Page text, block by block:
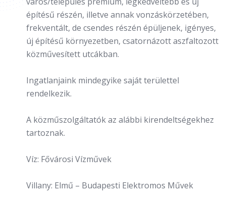
építésű részén, illetve annak vonzáskörzetében,
frekventált, de csendes részén épüljenek, igényes,
új építésű környezetben, csatornázott aszfaltozott
közművesített utcákban.
Ingatlanjaink mindegyike saját területtel
rendelkezik.
A közműszolgáltatók az alábbi kirendeltségekhez
tartoznak.
Víz: Fővárosi Vízművek
Villany: Elmű – Budapesti Elektromos Művek